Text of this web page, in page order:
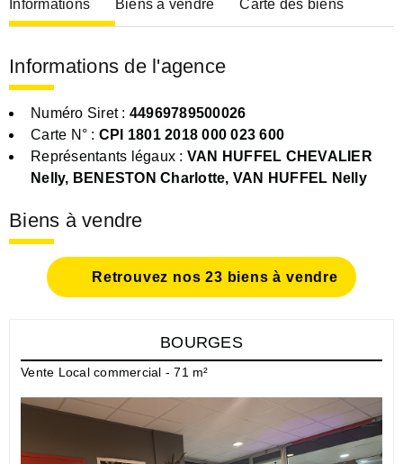
Informations Biens à vendre Carte des biens
Informations de l'agence
Numéro Siret : 44969789500026
Carte N° : CPI 1801 2018 000 023 600
Représentants légaux : VAN HUFFEL CHEVALIER
Nelly, BENESTON Charlotte, VAN HUFFEL Nelly
Biens à vendre
Retrouvez nos 23 biens à vendre
BOURGES
Vente Local commercial - 71 m²